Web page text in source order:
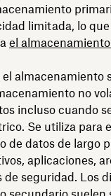
limitada, lo que
el
el almacenamiento
no
incluso cuando
Se utiliza para
de datos de largo
aplicaciones,
de seguridad. Los